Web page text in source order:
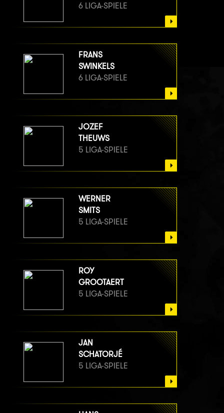
6 LIGA-SPIELE
FRANS
SWINKELS
6 LIGA-SPIELE
JOZEF
THEUWS
5 LIGA-SPIELE
WERNER
SMITS
5 LIGA-SPIELE
ROY
GROOTAERT
5 LIGA-SPIELE
JAN
SCHATORJÉ
5 LIGA-SPIELE